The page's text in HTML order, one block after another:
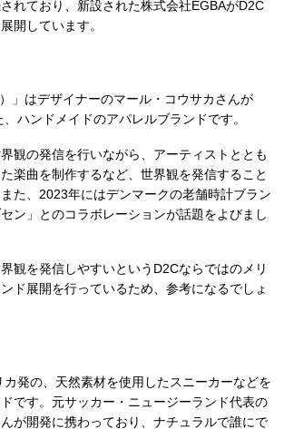
れており、新設された株式会社EGBAがD2C
開しています。
」はデザイナーのマール・コウサカさんが
ハンドメイドのアパレルブランドです。
観の発信を行いながら、アーティストととも
楽曲を制作するなど、世界観を発信すること
た、2023年にはデンマークの老舗時計ブラン
ン」とのコラボレーションが話題をよびまし
観を発信しやすいというD2Cならではのメリ
ド展開を行っているため、参考になるでしょ
カ発の、天然素材を使用したスニーカーなどを
です。元サッカー・ニュージーランド代表の
が開発に携わっており、ナチュラルで誰にで